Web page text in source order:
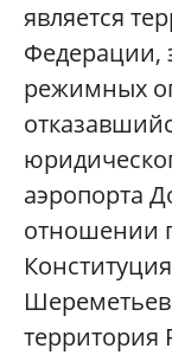
является
Федерации,
режимных
аэропорта
отношении
территория